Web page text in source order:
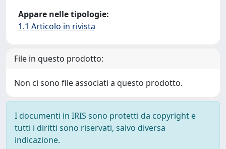
Appare nelle tipologie:
1.1 Articolo in rivista
File in questo prodotto:
Non ci sono file associati a questo prodotto.
I documenti in IRIS sono protetti da copyright e
tutti i diritti sono riservati, salvo diversa
indicazione.